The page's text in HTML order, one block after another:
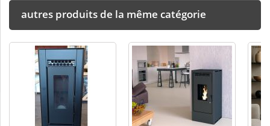
autres produits de la même catégorie